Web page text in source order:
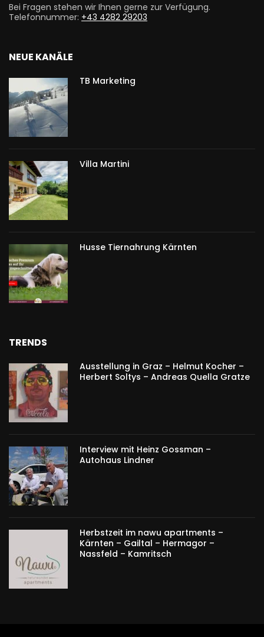
Bei Fragen stehen wir Ihnen gerne zur Verfügung.
Telefonnummer: +43 4282 29203
NEUE KANÄLE
TB Marketing
Villa Martini
Husse Tiernahrung Kärnten
TRENDS
Ausstellung in Graz – Helmut Kocher –
Herbert Soltys – Andreas Quella Gratze
Interview mit Heinz Gossman –
Autohaus Lindner
Herbstzeit im nawu apartments –
Kärnten – Gailtal – Hermagor –
Nassfeld – Kamritsch